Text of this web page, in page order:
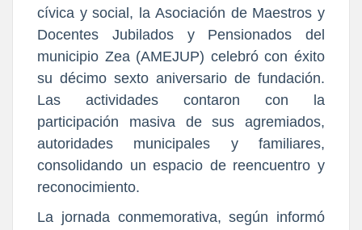
cívica y social, la Asociación de Maestros y
Docentes Jubilados y Pensionados del
municipio Zea (AMEJUP) celebró con éxito
su décimo sexto aniversario de fundación.
Las actividades contaron con la
participación masiva de sus agremiados,
autoridades municipales y familiares,
consolidando un espacio de reencuentro y
reconocimiento.
La jornada conmemorativa, según informó